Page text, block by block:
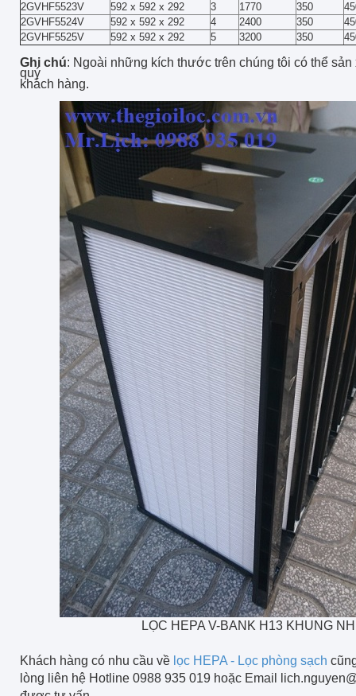
2GVHF5523V
592 x 592 x 292 3 1770 350
2GVHF5524V
592 x 592 x 292 4 2400 350
2GVHF5525V
592 x 592 x 292 5 3200 350
Ghi chú: Ngoài những kích thước trên chúng tôi có thể sản
quý
khách hàng.
LỌC HEPA V-BANK H13 KHUNG
Khách hàng có nhu cầu về lọc HEPA - Lọc phòng sạch
lòng liên hệ Hotline 0988 935 019 hoặc Email